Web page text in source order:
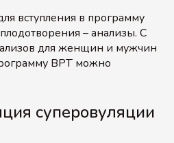
вступления в программу
– анализы. С
для женщин и мужчин
ВРТ можно
суперовуляции